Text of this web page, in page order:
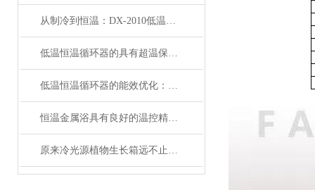
从制冷到恒温：DX-2010低温恒温循环器的核心原理解析
低温恒温循环器的具有超温保护，传感器异常保护功能
低温恒温循环器的能效优化：如何节约能源消耗
恒温金属浴具有良好的温控精度和均匀性
原来冷光源植物生长箱远不止那么简单